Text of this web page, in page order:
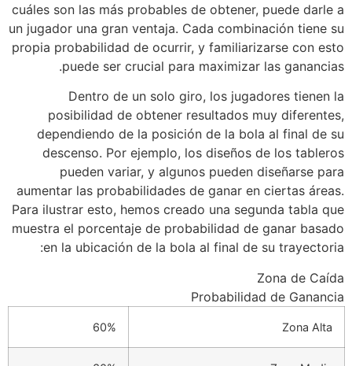
cuáles son las más probables de obtener, puede darle a
un jugador una gran ventaja. Cada combinación tiene su
propia probabilidad de ocurrir, y familiarizarse con esto
puede ser crucial para maximizar las ganancias.
Dentro de un solo giro, los jugadores tienen la
posibilidad de obtener resultados muy diferentes,
dependiendo de la posición de la bola al final de su
descenso. Por ejemplo, los diseños de los tableros
pueden variar, y algunos pueden diseñarse para
aumentar las probabilidades de ganar en ciertas áreas.
Para ilustrar esto, hemos creado una segunda tabla que
muestra el porcentaje de probabilidad de ganar basado
en la ubicación de la bola al final de su trayectoria:
Zona de Caída
Probabilidad de Ganancia
Zona Alta
60%